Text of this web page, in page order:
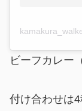
ビーフカレー
付け合わせは